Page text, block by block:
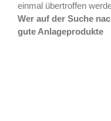
einmal übertroffen
Wer auf der Suche
gute Anlageprodukte